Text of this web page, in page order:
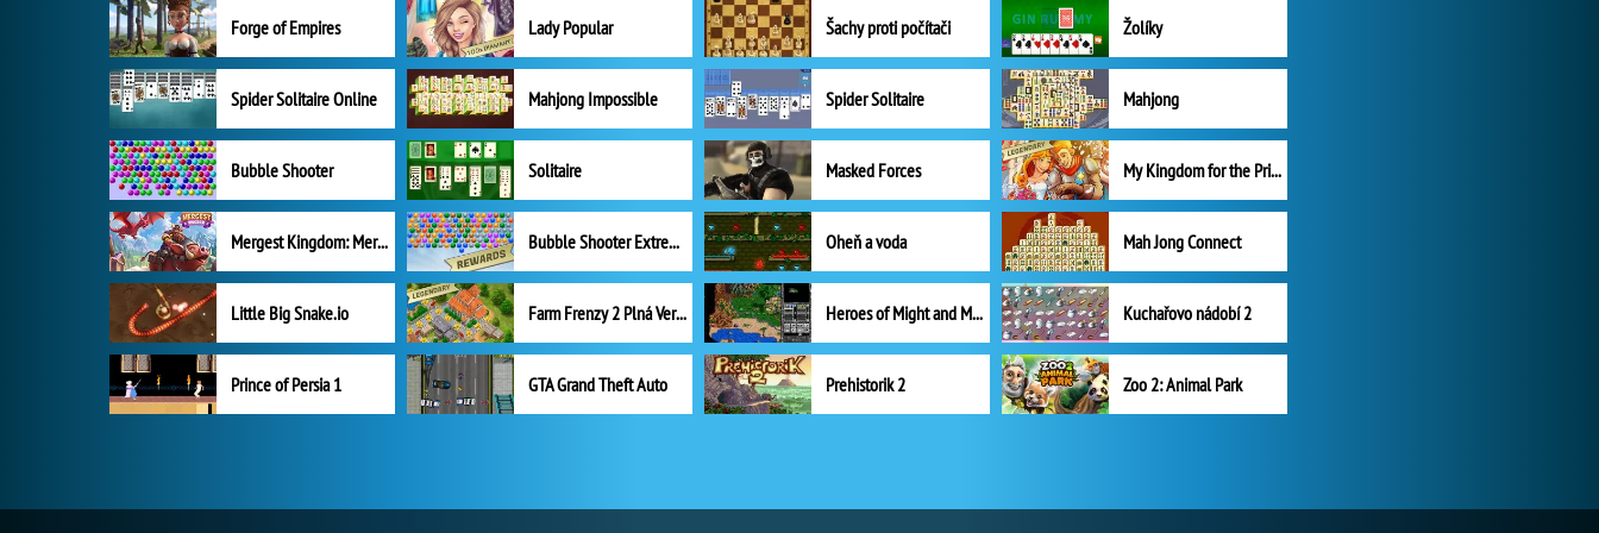
Forge of Empires Lady Popular Šachy proti počítači Žolíky
Spider Solitaire Online Mahjong Impossible Spider Solitaire Mahjong
Bubble Shooter Solitaire Masked Forces My Kingdom for the Princess Plná verze
Mergest Kingdom: Merge Puzzle Bubble Shooter Extreme Oheň a voda Mah Jong Connect
Little Big Snake.io Farm Frenzy 2 Plná Verze Heroes of Might and Magic II Kuchařovo nádobí 2
Prince of Persia 1 GTA Grand Theft Auto Prehistorik 2 Zoo 2: Animal Park